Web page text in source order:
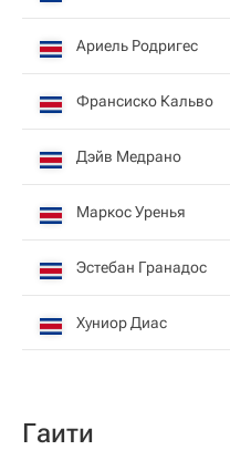
Ариель Родригес
Франсиско Кальво
Дэйв Медрано
Маркос Уренья
Эстебан Гранадос
Хуниор Диас
Гаити